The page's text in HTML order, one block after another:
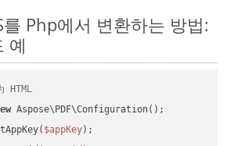
를 Php에서 변환하는 방법:
예
HTML
$appKey